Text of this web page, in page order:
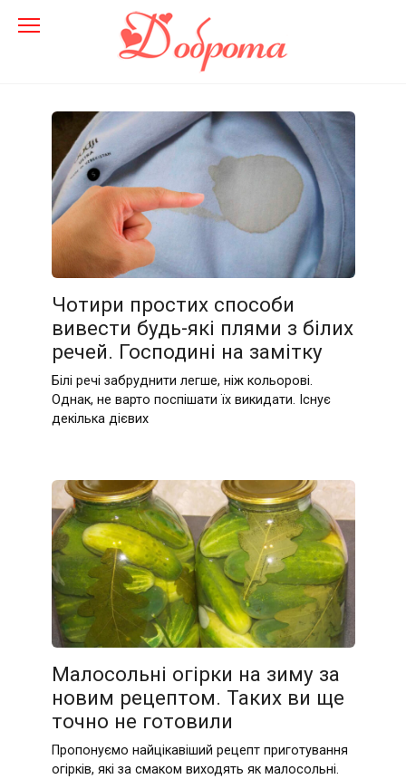
Чотири простих способи
вивести будь-які плями з білих
речей. Господині на замітку
Білі речі забруднити легше, ніж кольорові.
Однак, не варто поспішати їх викидати. Існує
декілька дієвих
Малосольні огірки на зиму за
новим рецептом. Таких ви ще
точно не готовили
Пропонуємо найцікавіший рецепт приготування
огірків, які за смаком виходять як малосольні.